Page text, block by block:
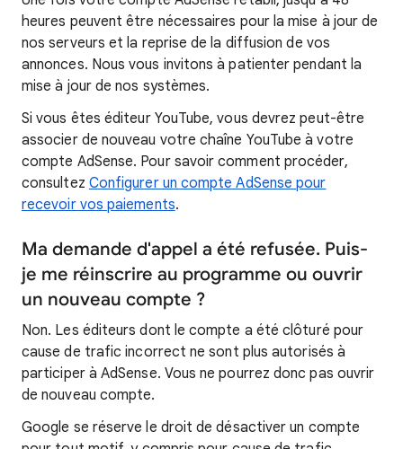
heures peuvent être nécessaires pour la mise à jour de
nos serveurs et la reprise de la diffusion de vos
annonces. Nous vous invitons à patienter pendant la
mise à jour de nos systèmes.
Si vous êtes éditeur YouTube, vous devrez peut-être
associer de nouveau votre chaîne YouTube à votre
compte AdSense. Pour savoir comment procéder,
consultez Configurer un compte AdSense pour
recevoir vos paiements.
Ma demande d'appel a été refusée. Puis-
je me réinscrire au programme ou ouvrir
un nouveau compte ?
Non. Les éditeurs dont le compte a été clôturé pour
cause de trafic incorrect ne sont plus autorisés à
participer à AdSense. Vous ne pourrez donc pas ouvrir
de nouveau compte.
Google se réserve le droit de désactiver un compte